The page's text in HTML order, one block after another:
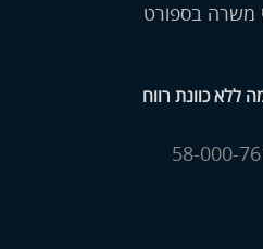
משרה בספורט
ללא כוונת רווח